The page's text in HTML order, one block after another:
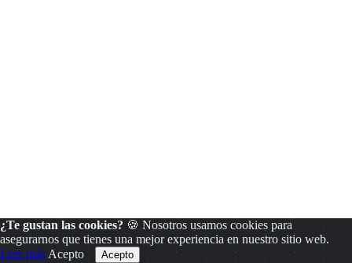
¿Te gustan las cookies? 🍪 Nosotros usamos cookies para
asegurarnos que tienes una mejor experiencia en nuestro sitio web.
Leer más Acepto